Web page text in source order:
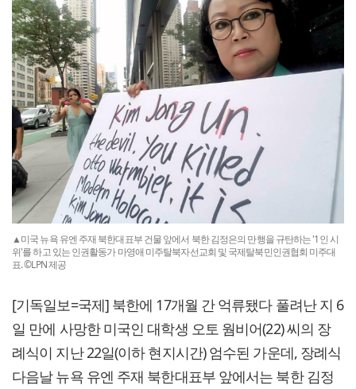
▲미국 뉴욕 유엔 주재 북한대표부 건물 앞에서 북한 김정은의 만행을 규탄하는 '1인 시
위'를 하고 있는 인권활동가 마영애 미주탈북자선교회 및 국제탈북민인권협회 미주대
표. ©LPN 제공
[기독일보=국제] 북한에 17개월 간 억류됐다 풀려난 지 6
일 만에 사망한 미국인 대학생 오토 웜비어(22) 씨의 장
례식이 지난 22일(이하 현지시간) 엄수된 가운데, 장례식
다음날 뉴욕 유엔 주재 북한대표부 앞에서는 북한 김정